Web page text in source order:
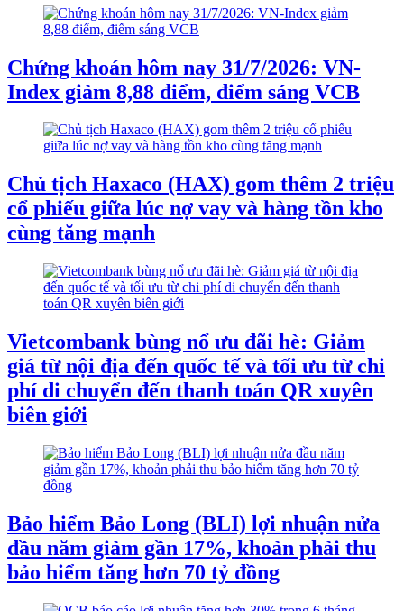
Chứng khoán hôm nay 31/7/2026: VN-
Index giảm 8,88 điểm, điểm sáng VCB
Chủ tịch Haxaco (HAX) gom thêm 2 triệu
cổ phiếu giữa lúc nợ vay và hàng tồn kho
cùng tăng mạnh
Vietcombank bùng nổ ưu đãi hè: Giảm
giá từ nội địa đến quốc tế và tối ưu từ chi
phí di chuyển đến thanh toán QR xuyên
biên giới
Bảo hiểm Bảo Long (BLI) lợi nhuận nửa
đầu năm giảm gần 17%, khoản phải thu
bảo hiểm tăng hơn 70 tỷ đồng